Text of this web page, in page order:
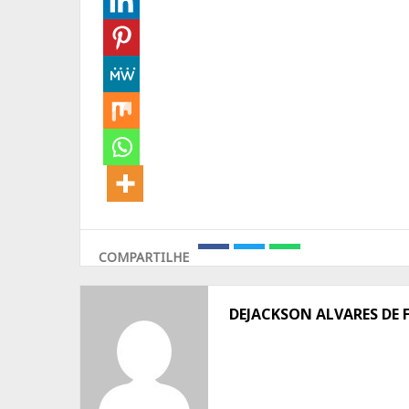
COMPARTILHE
on
Facebook
on
Twitter
on
Whatsapp
DEJACKSON ALVARES DE